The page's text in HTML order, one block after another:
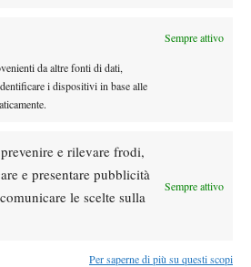
Sempre attivo
da altre fonti di dati,
i dispositivi in base alle
e rilevare frodi,
e presentare pubblicità
le scelte sulla
Sempre attivo
Per saperne di più su questi scopi
essere soltanto l’inizio.
TENDENZA
News